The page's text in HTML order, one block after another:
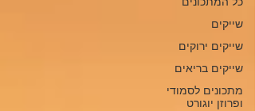
שייקים
שייקים ירוקים
שייקים בריאים
מתכונים לסמודי
ופרוזן יוגורט